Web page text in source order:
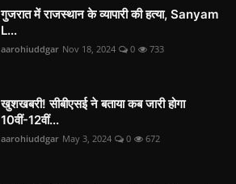
गुजरात में राजस्थान के व्यापारी की हत्या, Sanyam
L...
aarohiuddgar Nov 18, 2024 0 733
खुशखबरी! सीबीएसई ने बताया कब जारी होगा
10वीं-12वीं...
aarohiuddgar May 3, 2024 0 672